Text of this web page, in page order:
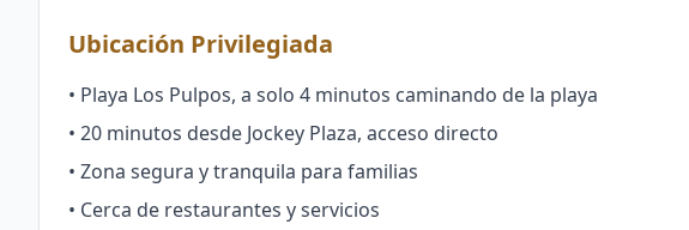
Ubicación Privilegiada
• Playa Los Pulpos, a solo 4 minutos caminando de la playa
• 20 minutos desde Jockey Plaza, acceso directo
• Zona segura y tranquila para familias
• Cerca de restaurantes y servicios